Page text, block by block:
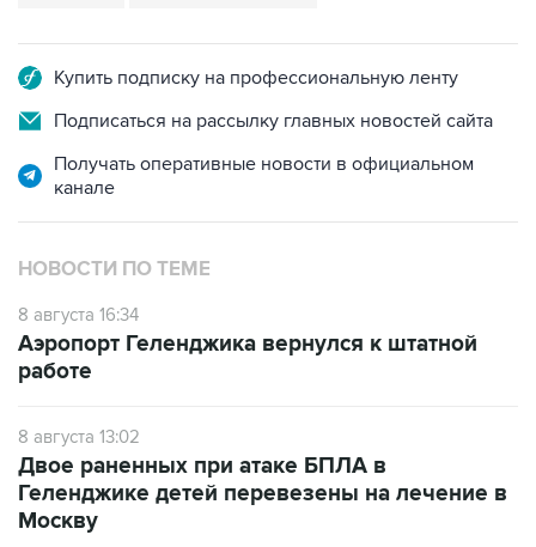
Купить подписку на профессиональную ленту
Подписаться на рассылку главных новостей сайта
Получать оперативные новости в официальном
канале
НОВОСТИ ПО ТЕМЕ
8 августа 16:34
Аэропорт Геленджика вернулся к штатной
работе
8 августа 13:02
Двое раненных при атаке БПЛА в
Геленджике детей перевезены на лечение в
Москву